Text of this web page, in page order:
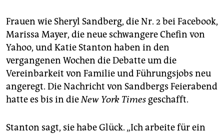
Frauen wie Sheryl Sandberg, die Nr. 2 bei Facebook,
Marissa Mayer, die neue schwangere Chefin von
Yahoo, und Katie Stanton haben in den
vergangenen Wochen die Debatte um die
Vereinbarkeit von Familie und Führungsjobs neu
angeregt. Die Nachricht von Sandbergs Feierabend
hatte es bis in dieNew York Times geschafft.
Stanton sagt, sie habe Glück. „Ich arbeite für ein